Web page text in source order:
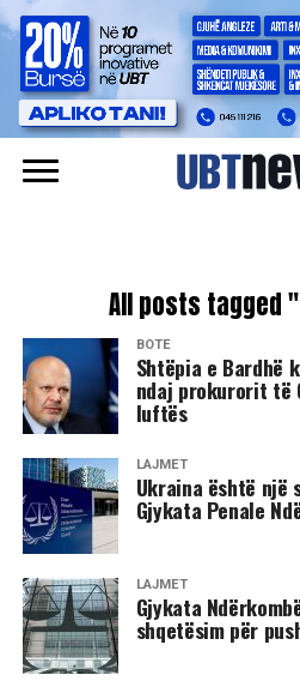
All posts tagged
BOTË
Shtëpia e Bardhë
ndaj prokurorit të
luftës
LAJMET
Ukraina është një
Gjykata Penale
LAJMET
Gjykata
shqetësim për